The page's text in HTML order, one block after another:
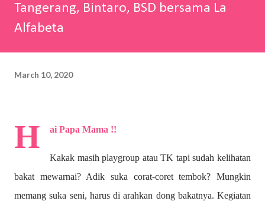
Tangerang, Bintaro, BSD bersama La
Alfabeta
March 10, 2020
H ai Papa Mama !!
Kakak masih playgroup atau TK tapi sudah kelihatan
bakat mewarnai? Adik suka corat-coret tembok? Mungkin
memang suka seni, harus di arahkan dong bakatnya. Kegiatan